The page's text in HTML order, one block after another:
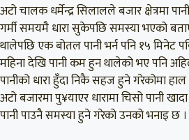
अटो चालक धर्मेन्द्र सिलालले बजार क्षेत्रमा
गर्मी समयमै धारा सुकेपछि समस्या भएको
थालेपछि एक बोतल पानी भर्न पनि १५ मिनेट
महिना देखि पानी कम हुन थालेको भए पनि
पानीको धारा हुँदा निकै सहज हुने गरेकोमा
अटो बजारमा पु¥याएर धारामा चिसो पानी
पानी पाउनै समस्या हुने गरेको उनको भनाइ छ ।